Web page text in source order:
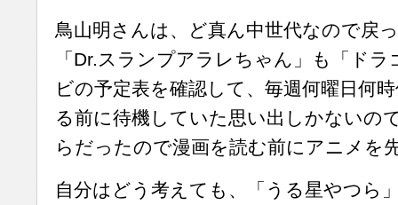
鳥山明さんは、ど真ん中世代なので戻
「Dr.スランプアラレちゃん」も「ド
ビの予定表を確認して、毎週何曜日何
る前に待機していた思い出しかないの
らだったので漫画を読む前にアニメを
自分はどう考えても、「うる星やつら